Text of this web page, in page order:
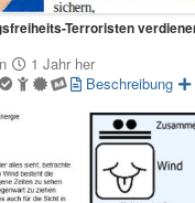
Terroristen
1 Jahr her
Beschreibung